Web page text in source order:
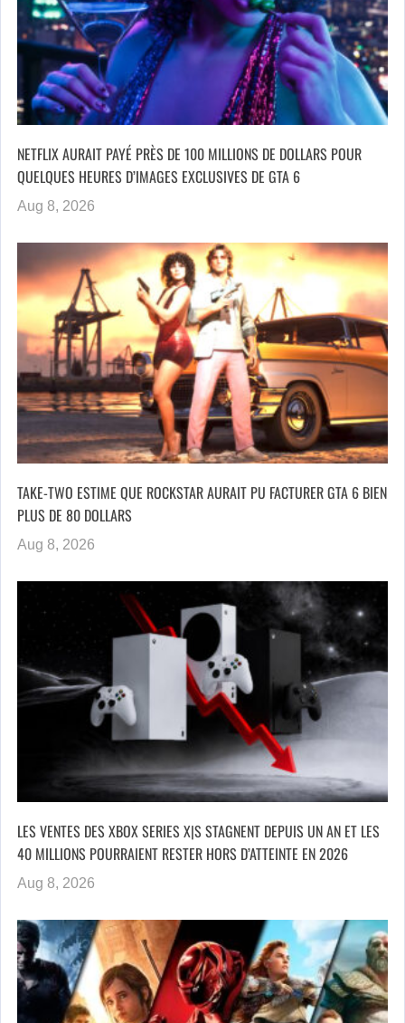
NETFLIX AURAIT PAYÉ PRÈS DE 100 MILLIONS DE DOLLARS POUR
QUELQUES HEURES D’IMAGES EXCLUSIVES DE GTA 6
Aug 8, 2026
TAKE-TWO ESTIME QUE ROCKSTAR AURAIT PU FACTURER GTA 6 BIEN
PLUS DE 80 DOLLARS
Aug 8, 2026
LES VENTES DES XBOX SERIES X|S STAGNENT DEPUIS UN AN ET LES
40 MILLIONS POURRAIENT RESTER HORS D’ATTEINTE EN 2026
Aug 8, 2026